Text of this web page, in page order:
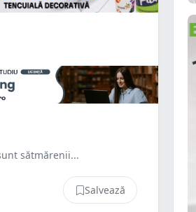
sătmărenii...
Salvează